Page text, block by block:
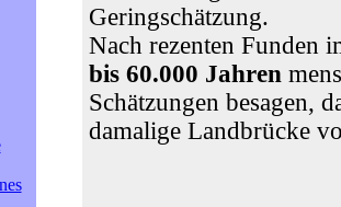
Geringschätzung.
Nach rezenten Funden
bis 60.000 Jahren
Schätzungen besagen,
damalige Landbrücke